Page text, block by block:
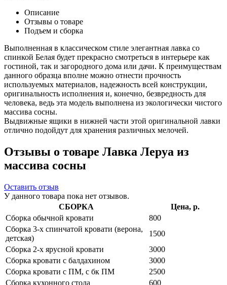
Описание
Отзывы о товаре
Подъем и сборка
Выполненная в классическом стиле элегантная лавка со
спинкой Белая будет прекрасно смотреться в интерьере как
гостиной, так и загородного дома или дачи. К преимуществам
данного образца вполне можно отнести прочность
используемых материалов, надежность всей конструкции,
оригинальность исполнения и, конечно, безвредность для
человека, ведь эта модель выполнена из экологически чистого
массива сосны.
Выдвижные ящики в нижней части этой оригинальной лавки
отлично подойдут для хранения различных мелочей.
Отзывы о товаре Лавка Леруа из
массива сосны
Оставить отзыв
У данного товара пока нет отзывов.
СБОРКА
Цена, р.
Сборка обычной кровати
800
Сборка 3-х спинчатой кровати (верона,
детская)
1500
Сборка 2-х ярусной кровати
3000
Сборка кровати с балдахином
3000
Сборка кровати с ПМ, с бк ПМ
2500
Сборка кухонного стола
600